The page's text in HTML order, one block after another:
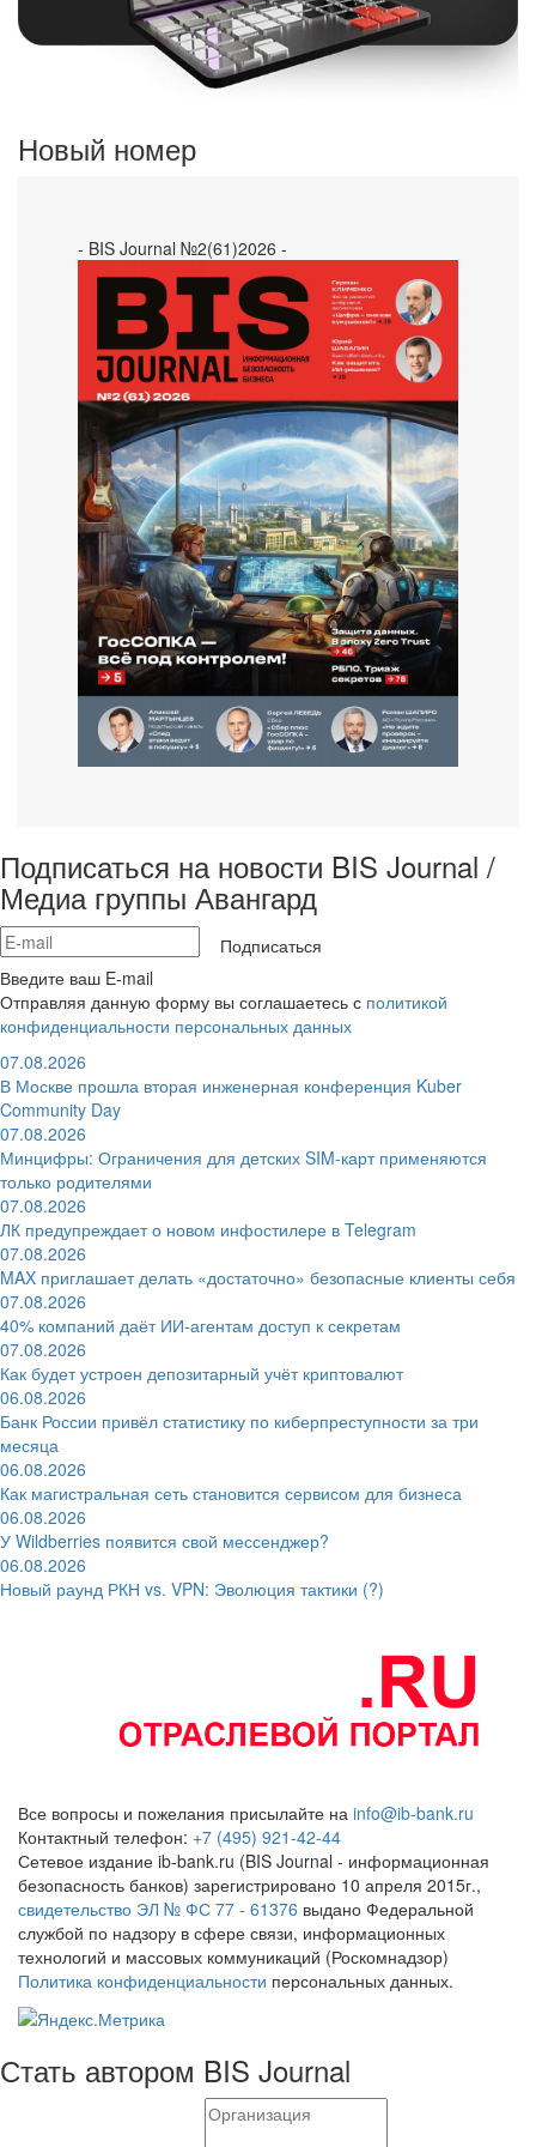
Новый номер
- BIS Journal №2(61)2026 -
Подписаться на новости BIS Journal /
Медиа группы Авангард
Подписаться
Введите ваш E-mail
Отправляя данную форму вы соглашаетесь с политикой
конфиденциальности персональных данных
07.08.2026
В Москве прошла вторая инженерная конференция Kuber
Community Day
07.08.2026
Минцифры: Ограничения для детских SIM-карт применяются
только родителями
07.08.2026
ЛК предупреждает о новом инфостилере в Telegram
07.08.2026
MAX приглашает делать «достаточно» безопасные клиенты себя
07.08.2026
40% компаний даёт ИИ‑агентам доступ к секретам
07.08.2026
Как будет устроен депозитарный учёт криптовалют
06.08.2026
Банк России привёл статистику по киберпреступности за три
месяца
06.08.2026
Как магистральная сеть становится сервисом для бизнеса
06.08.2026
У Wildberries появится свой мессенджер?
06.08.2026
Новый раунд РКН vs. VPN: Эволюция тактики (?)
Все вопросы и пожелания присылайте на info@ib-bank.ru
Контактный телефон: +7 (495) 921-42-44
Сетевое издание ib-bank.ru (BIS Journal - информационная
безопасность банков) зарегистрировано 10 апреля 2015г.,
свидетельство ЭЛ № ФС 77 - 61376 выдано Федеральной
службой по надзору в сфере связи, информационных
технологий и массовых коммуникаций (Роскомнадзор)
Политика конфиденциальности персональных данных.
Стать автором BIS Journal